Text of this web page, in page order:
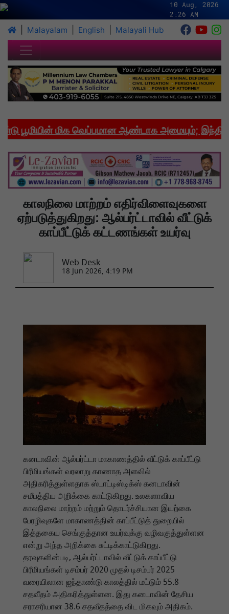
10 Aug, 2026
2:26 AM
Malayalam English Malayali Hub
மிக வெப்பமான ஆண்டாக அமையும்;
காலநிலை மாற்றம் எதிர்விளைவுகளை
ஏற்படுத்துகிறது: ஆல்பர்ட்டாவில் வீட்டுக்
காப்பீட்டுக் கட்டணங்கள் உயர்வு
Web Desk
18 Jun 2026, 4:19 PM
கனடாவின் ஆல்பர்ட்டா மாகாணத்தில் வீட்டுக் காப்பீட்டு
பிரீமியங்கள் வரலாறு காணாத அளவில்
அதிகரித்துள்ளதாக ஸ்டாட்டிஸ்டிக்ஸ் கனடாவின்
சமீபத்திய அறிக்கை காட்டுகிறது. உலகளாவிய
காலநிலை மாற்றம் மற்றும் தொடர்ச்சியான இயற்கை
பேரழிவுகளே மாகாணத்தின் காப்பீட்டுத் துறையில்
இத்தகைய செங்குத்தான உயர்வுக்கு வழிவகுத்துள்ளன
என்று அந்த அறிக்கை சுட்டிக்காட்டுகிறது.
தரவுகளின்படி, ஆல்பர்ட்டாவில் வீட்டுக் காப்பீட்டு
பிரீமியங்கள் டிசம்பர் 2020 முதல் டிசம்பர் 2025
வரையிலான ஐந்தாண்டு காலத்தில் மட்டும் 55.8
சதவீதம் அதிகரித்துள்ளன. இது கனடாவின் தேசிய
சராசரியான 38.6 சதவீதத்தை விட மிகவும் அதிகம்.